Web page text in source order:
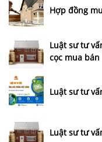
Hợp đồng
Luật sư tư
cọc mua
Luật sư tư
Luật sư tư